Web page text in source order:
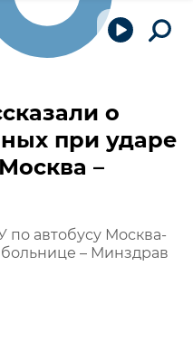
о
при ударе
–
по автобусу Москва-
– Минздрав